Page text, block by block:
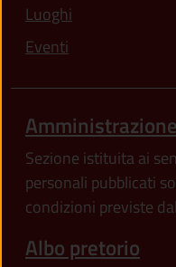
Luoghi
Eventi
Sezione istituita ai
personali pubblicati
condizioni previste
Albo pretorio